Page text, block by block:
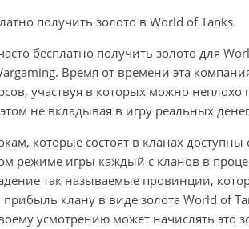
бесплатно получить золото для
Время от времени эта
участвуя в которых можно неплохо
не вкладывая в игру реальных
которые состоят в кланах
режиме игры каждый с кланов в
так называемые провинции,
клану в виде золота World of
усмотрению может начислять это